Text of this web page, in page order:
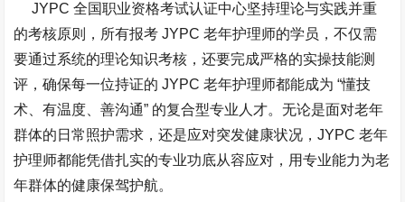
JYPC 全国职业资格考试认证中心坚持理论与实践并重
的考核原则，所有报考 JYPC 老年护理师的学员，不仅需
要通过系统的理论知识考核，还要完成严格的实操技能测
评，确保每一位持证的 JYPC 老年护理师都能成为 “懂技
术、有温度、善沟通” 的复合型专业人才。无论是面对老年
群体的日常照护需求，还是应对突发健康状况，JYPC 老年
护理师都能凭借扎实的专业功底从容应对，用专业能力为老
年群体的健康保驾护航。​